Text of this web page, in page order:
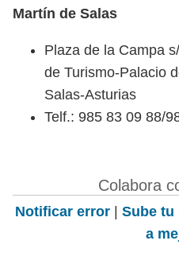
Martín de Salas
Plaza de la Campa
de Turismo-Palacio
Salas-Asturias
Telf.: 985 83 09 88/
Colabora
Notificar error | Sube tu
a